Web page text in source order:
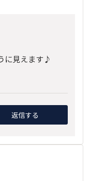
に見えます♪
返信する